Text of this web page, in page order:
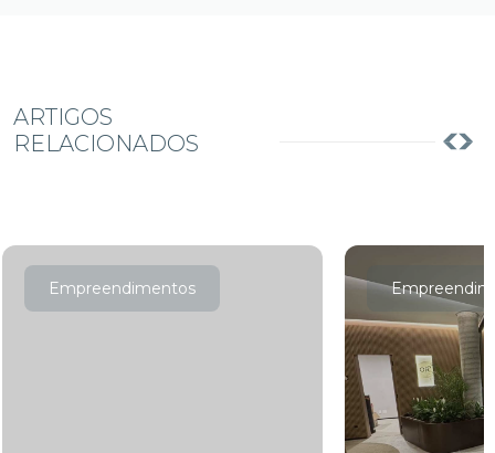
ARTIGOS
RELACIONADOS
Empreendimentos